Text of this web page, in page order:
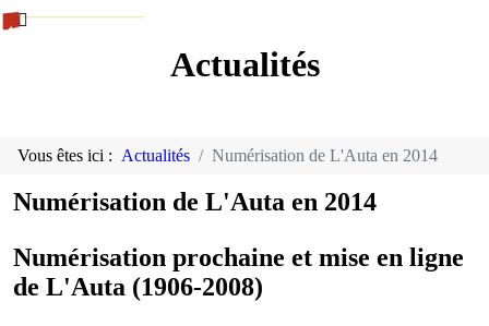
Actualités
Vous êtes ici : Actualités Numérisation de L'Auta en 2014
Numérisation de L'Auta en 2014
Numérisation prochaine et mise en ligne
de L'Auta (1906-2008)